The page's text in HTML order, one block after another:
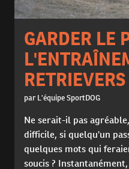
GARDER LE
RETRIEVERS
par L'équipe SportDOG
Ne serait-il pas
difficile, si quelqu'un
quelques mots qui
soucis ?